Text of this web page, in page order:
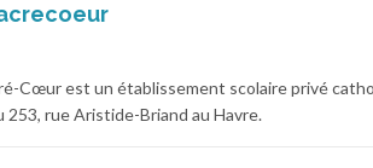
Cœur est un établissement scolaire privé
rue Aristide-Briand au Havre.